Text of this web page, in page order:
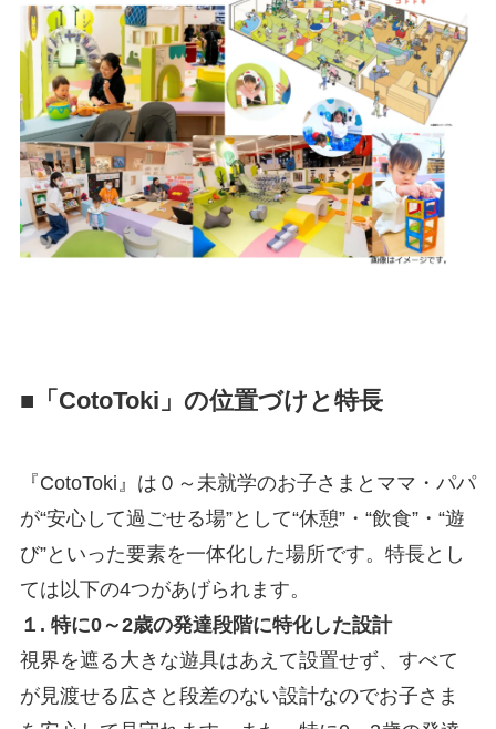
■ 「CotoToki」の位置づけと特長
『CotoToki』は０～未就学のお子さまとママ・パパ
が“安心して過ごせる場”として“休憩”・“飲食”・“遊
び”といった要素を一体化した場所です。特長とし
ては以下の4つがあげられます。
１. 特に0～2歳の発達段階に特化した設計
視界を遮る大きな遊具はあえて設置せず、すべて
が見渡せる広さと段差のない設計なのでお子さま